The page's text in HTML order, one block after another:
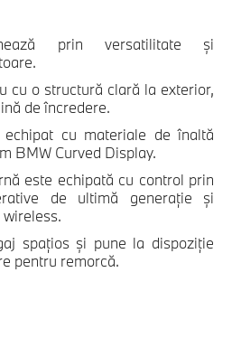
prin versatilitate şi
cu o structură clară la exterior,
de încredere.
cu materiale de înaltă
BMW Curved Display.
este echipată cu control prin
de ultimă generaţie şi
spaţios şi pune la dispoziție
pentru remorcă.